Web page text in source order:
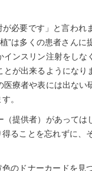
必要です」と言われ
”は多くの患者さんに
ンスリン注射をしな
が出来るようにな
療者や表には出ない
。
提供者）があっては
ることを忘れずに、
のドナーカードを見